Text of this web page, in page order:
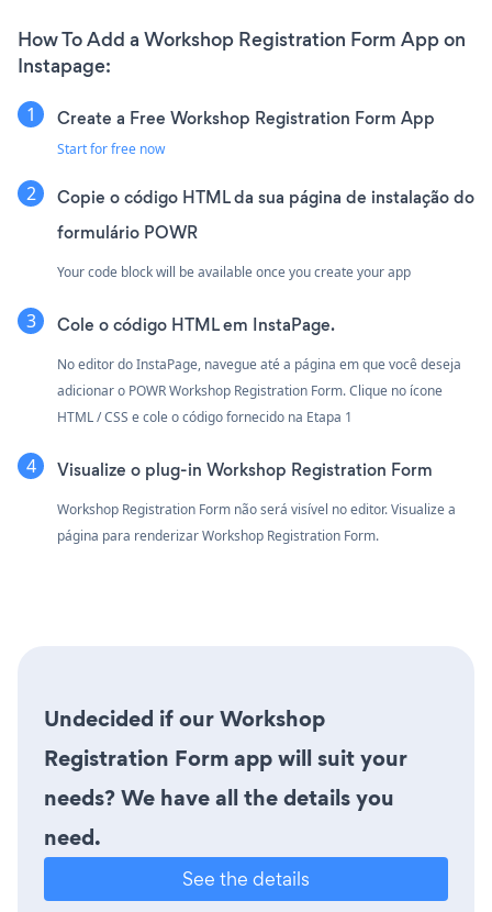
How To Add a Workshop Registration Form App on
Instapage:
Create a Free Workshop Registration Form App
Start for free now
Copie o código HTML da sua página de instalação do
formulário POWR
Your code block will be available once you create your app
Cole o código HTML em InstaPage.
No editor do InstaPage, navegue até a página em que você deseja
adicionar o POWR Workshop Registration Form. Clique no ícone
HTML / CSS e cole o código fornecido na Etapa 1
Visualize o plug-in Workshop Registration Form
Workshop Registration Form não será visível no editor. Visualize a
página para renderizar Workshop Registration Form.
Undecided if our Workshop
Registration Form app will suit your
needs? We have all the details you
need.
See the details